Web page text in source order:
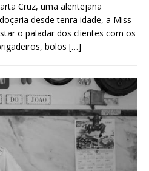
Cruz, uma alentejana
desde tenra idade, a Miss
o paladar dos clientes com os
bolos […]